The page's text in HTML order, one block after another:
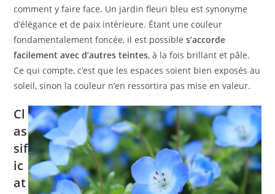
comment y faire face. Un jardin fleuri bleu est synonyme
d’élégance et de paix intérieure. Étant une couleur
fondamentalement foncée, il est possibles’accorde
facilement avec d’autres teintes, à la fois brillant et pâle.
Ce qui compte, c’est que les espaces soient bien exposés au
soleil, sinon la couleur n’en ressortira pas mise en valeur.
Cl
as
sif
ic
at